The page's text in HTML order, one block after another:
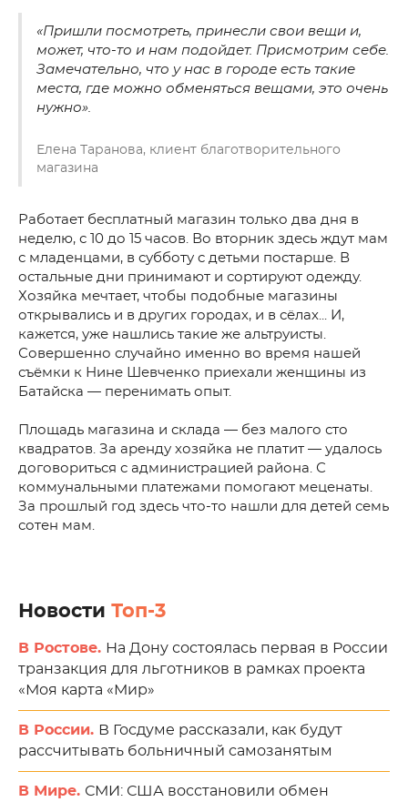
«Пришли посмотреть, принесли свои вещи и,
может, что-то и нам подойдет. Присмотрим себе.
Замечательно, что у нас в городе есть такие
места, где можно обменяться вещами, это очень
нужно».
Елена Таранова, клиент благотворительного
магазина
Работает бесплатный магазин только два дня в
неделю, с 10 до 15 часов. Во вторник здесь ждут мам
с младенцами, в субботу с детьми постарше. В
остальные дни принимают и сортируют одежду.
Хозяйка мечтает, чтобы подобные магазины
открывались и в других городах, и в сёлах... И,
кажется, уже нашлись такие же альтруисты.
Совершенно случайно именно во время нашей
съёмки к Нине Шевченко приехали женщины из
Батайска — перенимать опыт.
Площадь магазина и склада — без малого сто
квадратов. За аренду хозяйка не платит — удалось
договориться с администрацией района. С
коммунальными платежами помогают меценаты.
За прошлый год здесь что-то нашли для детей семь
сотен мам.
Новости Топ-3
В Ростове. На Дону состоялась первая в России
транзакция для льготников в рамках проекта
«Моя карта «Мир»
В России. В Госдуме рассказали, как будут
рассчитывать больничный самозанятым
В Мире. СМИ: США восстановили обмен